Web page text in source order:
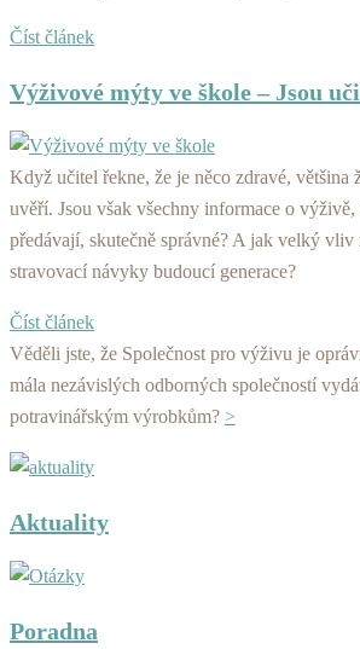
Číst článek
Výživové mýty ve škole – Jsou
Když učitel řekne, že je něco zdravé, většina
uvěří. Jsou však všechny informace o výživě,
předávají, skutečně správné? A jak velký vliv
stravovací návyky budoucí generace?
Číst článek
Věděli jste, že Společnost pro výživu je
mála nezávislých odborných společností
potravinářským výrobkům? >
Aktuality
Poradna